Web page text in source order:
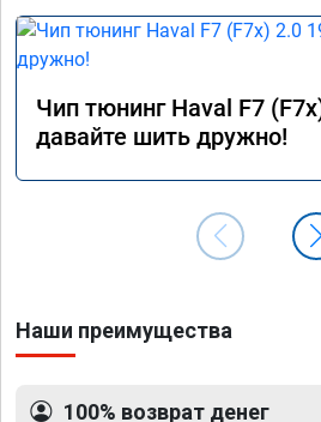
Чип тюнинг Haval F7
давайте шить дружно!
Наши преимущества
100% возврат денег